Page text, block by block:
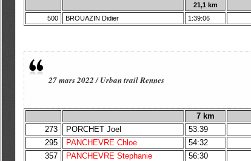
21,1 km
500
BROUAZIN Didier 1:39:06
27 mars 2022 / Urban trail Rennes
7 km
273
PORCHET Joel
53:39
295
PANCHEVRE Chloe
54:32
357
PANCHEVRE Stephanie
56:30